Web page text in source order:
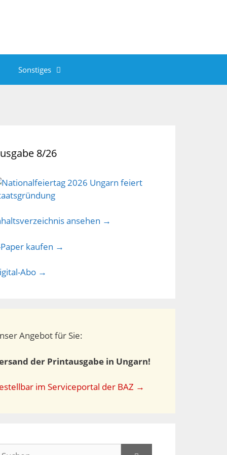
Sonstiges
8/26
ansehen →
Paper kaufen →
Abo →
Angebot für Sie:
der Printausgabe in Ungarn!
im Serviceportal der BAZ →